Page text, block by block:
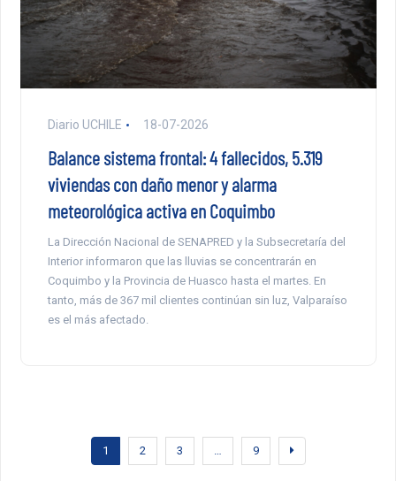
Diario UCHILE 18-07-2026
Balance sistema frontal: 4 fallecidos, 5.319
viviendas con daño menor y alarma
meteorológica activa en Coquimbo
La Dirección Nacional de SENAPRED y la Subsecretaría del
Interior informaron que las lluvias se concentrarán en
Coquimbo y la Provincia de Huasco hasta el martes. En
tanto, más de 367 mil clientes continúan sin luz, Valparaíso
es el más afectado.
1 2 3 … 9